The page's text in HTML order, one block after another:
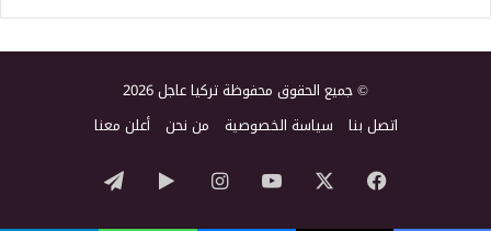
© جميع الحقوق محفوظة تركيا عاجل 2026
اتصل بنا سياسة الخصوصية من نحن أعلن معنا
فيسبوك ‫YouTubeانستقرام‏Googleتيلقرام